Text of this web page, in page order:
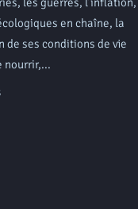
en chaîne, la
de ses conditions de vie
nourrir,...